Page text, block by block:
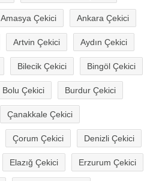
Amasya Çekici Ankara Çekici
Artvin Çekici Aydın Çekici
Bilecik Çekici Bingöl Çekici
Bolu Çekici Burdur Çekici
Çanakkale Çekici
Çorum Çekici Denizli Çekici
Elazığ Çekici Erzurum Çekici